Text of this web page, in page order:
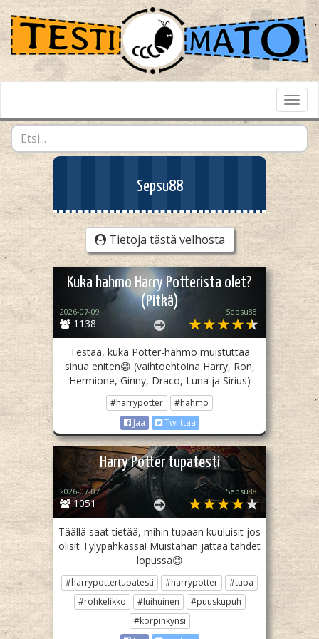
Sepsu88
Tietoja tästä velhosta
Kuka hahmo Harry Potterista olet?
(Pitkä)
1138
2026-07-09 Sepsu88
Testaa, kuka Potter-hahmo muistuttaa
sinua eniten😁 (vaihtoehtoina Harry, Ron,
Hermione, Ginny, Draco, Luna ja Sirius)
#harrypotter
#hahmo
Jaa
Twiittaa
Harry Potter tupatesti
1051
2026-07-07 Sepsu88
Täällä saat tietää, mihin tupaan kuuluisit jos
olisit Tylypahkassa! Muistahan jättää tähdet
lopussa😊
#harrypottertupatesti #harrypotter
#tupa
#rohkelikko
#luihuinen
#puuskupuh
#korpinkynsi